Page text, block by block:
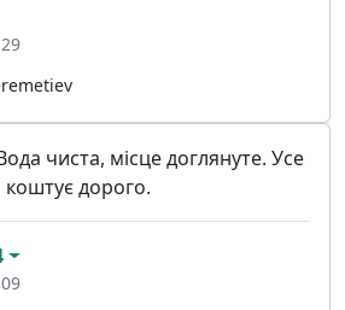
чиста, місце доглянуте. Усе
дорого.